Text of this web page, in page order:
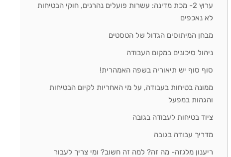
ערוץ 2- מכת מדינה: עשרות פועלים נהרגים, חוקי הבטיחות
לא נאכפים
מבחן המיתוסים הגדול של הטסטים
ניהול סיכונים במקום העבודה
סוף סוף יש תיאוריה בשפה האמהרית!
ממונה בטיחות בעבודה, על מי האחריות לקיום הבטיחות
והגהות במפעל
ציוד בטיחות לעבודה בגובה
מדריך עבודה בגובה
ריענון מלגזה- מה זה? למה זה חשוב? ומי צריך לעבור